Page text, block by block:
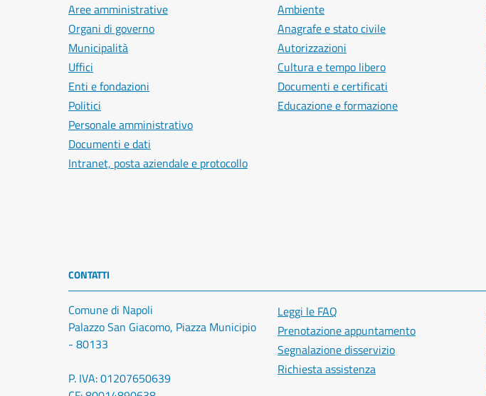
Aree amministrative
Organi di governo
Municipalità
Uffici
Enti e fondazioni
Politici
Personale amministrativo
Documenti e dati
Intranet, posta aziendale e protocollo
Ambiente
Anagrafe e stato civile
Autorizzazioni
Cultura e tempo libero
Documenti e certificati
Educazione e formazione
CONTATTI
Comune di Napoli
Palazzo San Giacomo, Piazza Municipio
- 80133
P. IVA: 01207650639
Leggi le FAQ
Prenotazione appuntamento
Segnalazione disservizio
Richiesta assistenza